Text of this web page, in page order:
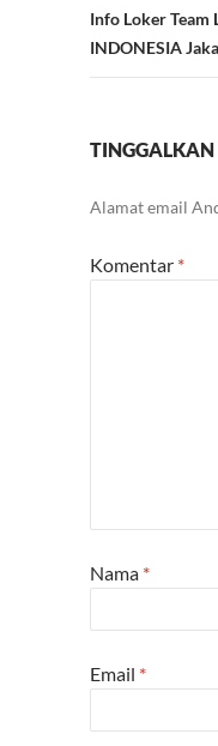
Info Loker Team
INDONESIA
Alamat email
Komentar *
Nama *
Email *